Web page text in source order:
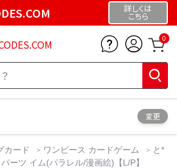
詳しくは
こちら
0
変更
カード ワンピース カードゲーム
と*
ツ イム(パラレル/漫画絵)【L/P】